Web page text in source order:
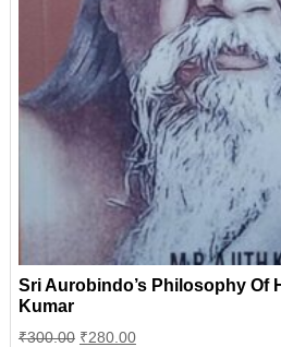
Sri Aurobindo’s Philosophy Of
Kumar
₹300.00 ₹280.00